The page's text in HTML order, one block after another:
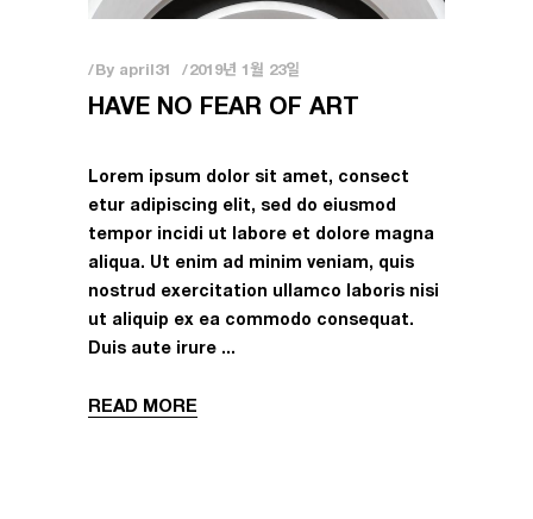
By april31 2019년 1월 23일
HAVE NO FEAR OF ART
Lorem ipsum dolor sit amet, consect
etur adipiscing elit, sed do eiusmod
tempor incidi ut labore et dolore magna
aliqua. Ut enim ad minim veniam, quis
nostrud exercitation ullamco laboris nisi
ut aliquip ex ea commodo consequat.
Duis aute irure
READ MORE